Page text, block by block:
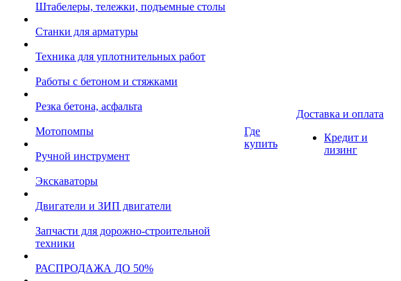
Штабелеры, тележки, подъемные столы
Станки для арматуры
Техника для уплотнительных работ
Работы с бетоном и стяжками
Резка бетона, асфальта
Мотопомпы
Ручной инструмент
Экскаваторы
Двигатели и ЗИП двигатели
Запчасти для дорожно-строительной
техники
РАСПРОДАЖА ДО 50%
Где
купить
Доставка и оплата
Кредит и
лизинг